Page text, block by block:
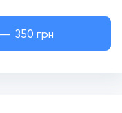
350 грн